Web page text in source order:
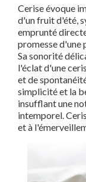
Cerise évoque
d'un fruit d'été,
emprunté
promesse d'une
Sa sonorité
l'éclat d'une
et de
simplicité et la
insufflant une
intemporel.
et à